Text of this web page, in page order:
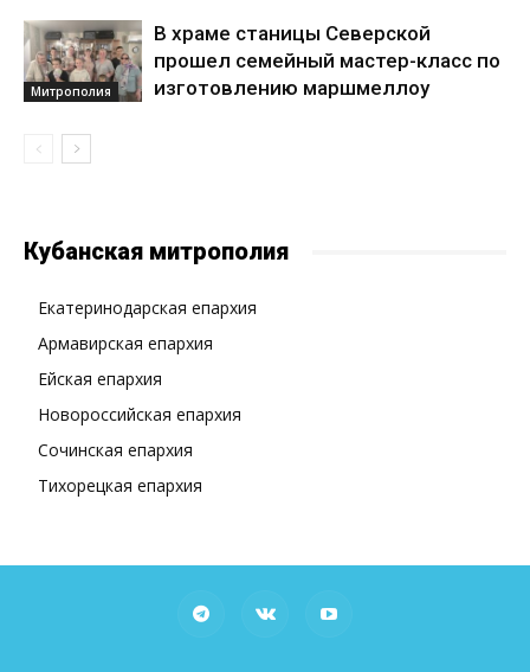
Митрополия
В храме станицы Северской
прошел семейный мастер-класс по
изготовлению маршмеллоу
Кубанская митрополия
Екатеринодарская епархия
Армавирская епархия
Ейская епархия
Новороссийская епархия
Сочинская епархия
Тихорецкая епархия